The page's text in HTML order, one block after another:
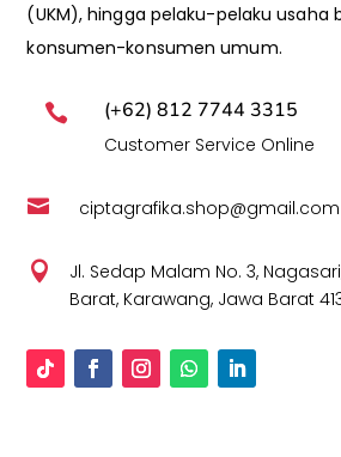
(UKM), hingga pelaku-pelaku usaha
konsumen-konsumen umum.
 (+62) 812 7744 3315
Customer Service Online
 ciptagrafika.shop@gmail.com

Jl. Sedap Malam No. 3,
Barat, Karawang, Jawa Barat